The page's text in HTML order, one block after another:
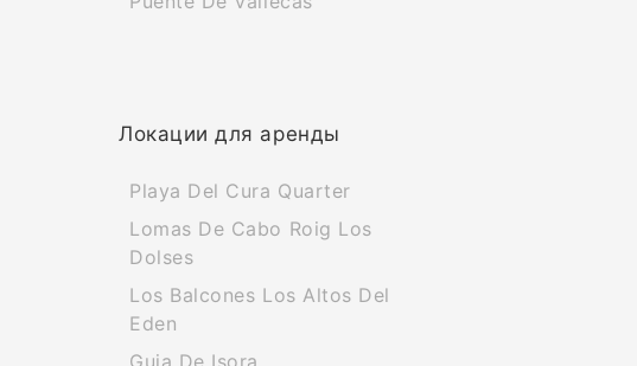
Локации для аренды
Playa Del Cura Quarter
Lomas De Cabo Roig Los
Dolses
Los Balcones Los Altos Del
Eden
Guia De Isora